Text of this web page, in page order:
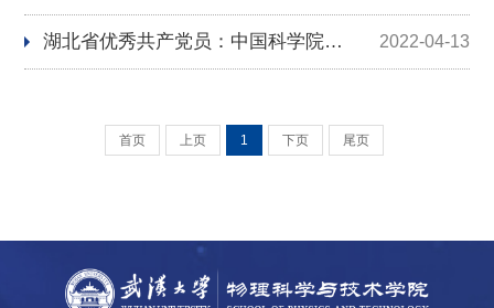
湖北省优秀共产党员：中国科学院院士徐红星教授 2022-04-13
首页 上页 1 下页 尾页